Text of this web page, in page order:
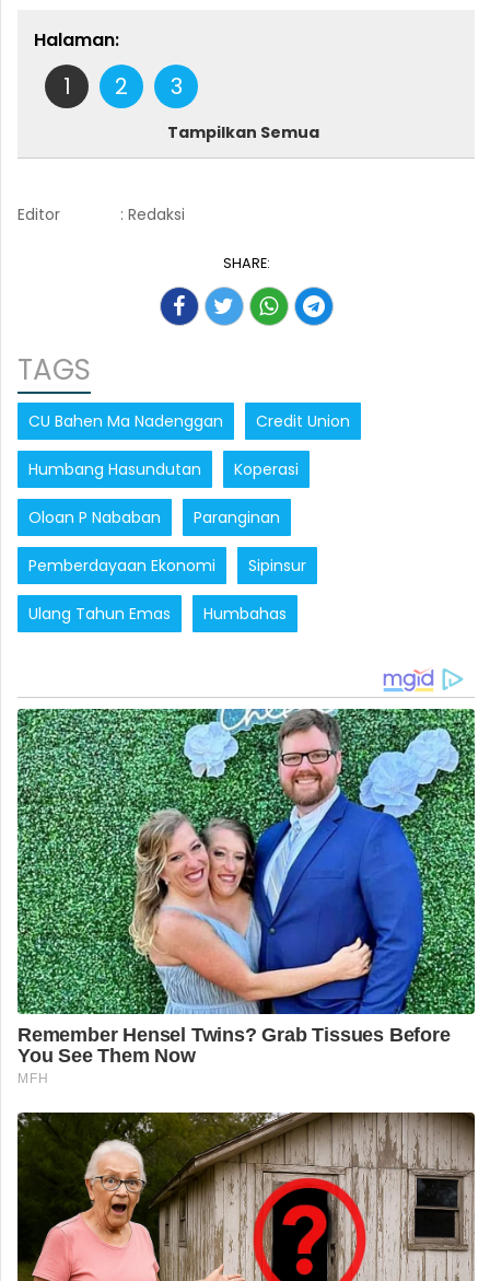
Halaman:
1 2 3
Tampilkan Semua
Editor : Redaksi
SHARE:
TAGS
CU Bahen Ma Nadenggan Credit Union
Humbang Hasundutan Koperasi
Oloan P Nababan Paranginan
Pemberdayaan Ekonomi Sipinsur
Ulang Tahun Emas Humbahas